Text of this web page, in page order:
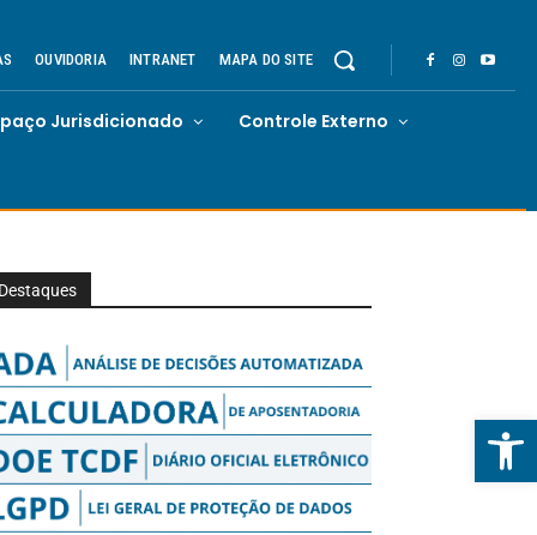
Abrir
OUVIDORIA INTRANET MAPA DO SITE
Jurisdicionado Controle Externo